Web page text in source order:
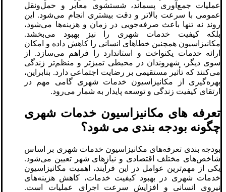
عملیات جمع‌آوری پسماند، شستشوی معابر و حمل‌ونقل
عمومی با سرعت بالاتر و دقت بیشتری انجام می‌شود. این
روند نه تنها باعث صرفه‌جویی در زمان و هزینه‌ها می‌شود،
بلکه کیفیت خدمات شهری را نیز بهبود می‌بخشد.
مکانیزاسیون همچنین خطاهای انسانی را کاهش داده و امکان
ارائه خدمات یکنواخت و استاندارد را فراهم می‌سازد. از
سوی دیگر، شهروندان در محیطی تمیزتر و منظم‌تر زندگی
می‌کنند که تأثیر مستقیمی بر رضایت اجتماعی دارد. بنابراین،
بهره‌گیری از مکانیزاسیون خدمات شهری گامی مهم در
ارتقای کیفیت زندگی و توسعه پایدار به شمار می‌رود.
تعرفه‌ های مکانیزاسیون خدمات شهری
چگونه بودجه بندی می شود؟
بودجه بندی تعرفه‌های مکانیزاسیون خدمات شهری بر اساس
شاخص‌های مختلف اقتصادی و نیازهای شهر تعیین می‌شود.
یکی از مهم‌ترین عوامل در این فرآیند، اهمیت مکانیزاسیون
خدمات شهری در بهبود کیفیت خدمات، کاهش هزینه‌های
نیروی انسانی و افزایش سرعت اجرای عملیات است.